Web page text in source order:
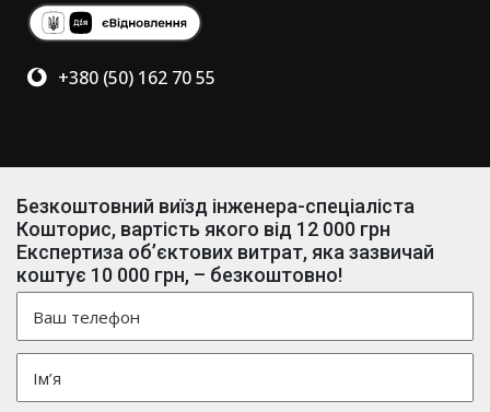
+380 (50) 162 70 55
Безкоштовний виїзд інженера-спеціаліста
Кошторис, вартість якого від 12 000 грн
Експертиза об’єктових витрат, яка зазвичай
коштує 10 000 грн, – безкоштовно!